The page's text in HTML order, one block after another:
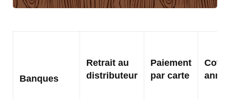
Banques
Retrait au
distributeur
Paiement
par carte